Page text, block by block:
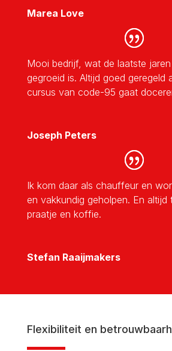
Marea Love
Mooi bedrijf, wat de laatste
gegroeid is. Altijd goed geregeld
cursus van code-95 gaat
Joseph Peters
Ik kom daar als chauffeur en
en vakkundig geholpen. En altijd
praatje en koffie.
Stefan Raaijmakers
Flexibiliteit en